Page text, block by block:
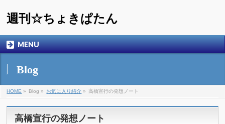
週刊☆ちょきぱたん
MENU
Blog
HOME » Blog » お気に入り紹介 » 高橋宣行の発想ノート
高橋宣行の発想ノート